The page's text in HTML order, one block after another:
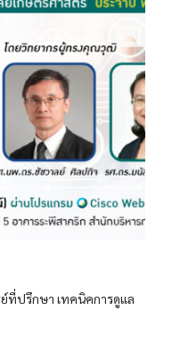
ที่ปรึกษา เทคนิคการดูแล